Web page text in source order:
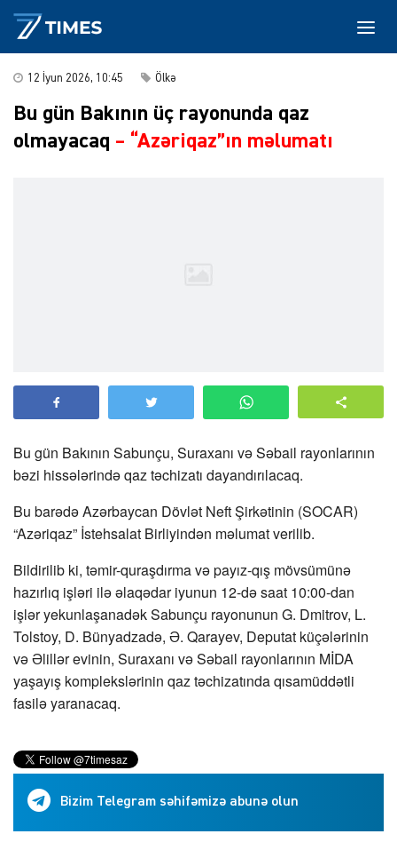
12 İyun 2026, 10:45 Ölkə
Bu gün Bakının üç rayonunda qaz
olmayacaq – “Azəriqaz”ın məlumatı
Bu gün Bakının Sabunçu, Suraxanı və Səbail rayonlarının
bəzi hissələrində qaz təchizatı dayandırılacaq.
Bu barədə Azərbaycan Dövlət Neft Şirkətinin (SOCAR)
“Azəriqaz” İstehsalat Birliyindən məlumat verilib.
Bildirilib ki, təmir-quraşdırma və payız-qış mövsümünə
hazırlıq işləri ilə əlaqədar iyunun 12-də saat 10:00-dan
işlər yekunlaşanadək Sabunçu rayonunun G. Dmitrov, L.
Tolstoy, D. Bünyadzadə, Ə. Qarayev, Deputat küçələrinin
və Əlillər evinin, Suraxanı və Səbail rayonlarının MİDA
yaşayış komplekslərinin qaz təchizatında qısamüddətli
fasilə yaranacaq.
Bizim Telegram səhifəmizə abunə olun